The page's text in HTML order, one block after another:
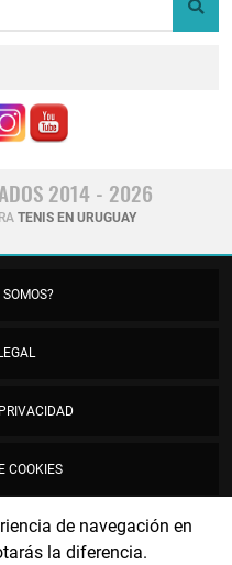
de navegación en
la diferencia.
2014 - 2026
TENIS EN URUGUAY
COOKIES